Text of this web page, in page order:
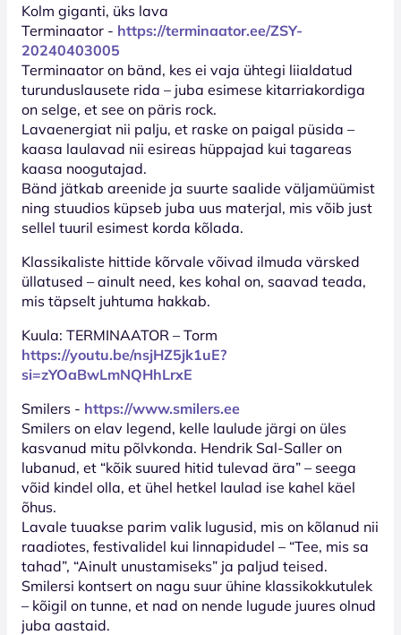
Kolm giganti, üks lava
Terminaator - https://terminaator.ee/ZSY-
20240403005
Terminaator on bänd, kes ei vaja ühtegi liialdatud
turunduslausete rida – juba esimese kitarriakordiga
on selge, et see on päris rock.
Lavaenergiat nii palju, et raske on paigal püsida –
kaasa laulavad nii esireas hüppajad kui tagareas
kaasa noogutajad.
Bänd jätkab areenide ja suurte saalide väljamüümist
ning stuudios küpseb juba uus materjal, mis võib just
sellel tuuril esimest korda kõlada.
Klassikaliste hittide kõrvale võivad ilmuda värsked
üllatused – ainult need, kes kohal on, saavad teada,
mis täpselt juhtuma hakkab.
Kuula: TERMINAATOR – Torm
https://youtu.be/nsjHZ5jk1uE?
si=zYOaBwLmNQHhLrxE
Smilers - https://www.smilers.ee
Smilers on elav legend, kelle laulude järgi on üles
kasvanud mitu põlvkonda. Hendrik Sal-Saller on
lubanud, et “kõik suured hitid tulevad ära” – seega
võid kindel olla, et ühel hetkel laulad ise kahel käel
õhus.
Lavale tuuakse parim valik lugusid, mis on kõlanud nii
raadiotes, festivalidel kui linnapidudel – “Tee, mis sa
tahad”, “Ainult unustamiseks” ja paljud teised.
Smilersi kontsert on nagu suur ühine klassikokkutulek
– kõigil on tunne, et nad on nende lugude juures olnud
juba aastaid.